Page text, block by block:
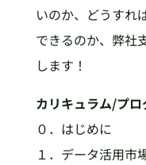
いのか、どうすれ
できるのか、弊社
します！
カリキュラム/プロ
０．はじめに
１．データ活用市